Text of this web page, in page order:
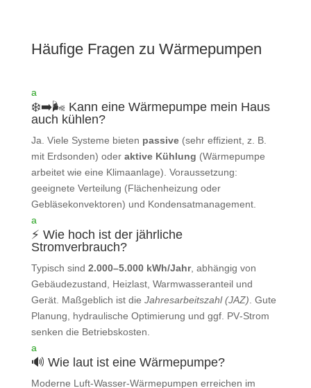
Häufige Fragen zu Wärmepumpen
a
❄️➡️🌬️ Kann eine Wärmepumpe mein Haus
auch kühlen?
Ja. Viele Systeme bieten passive(sehr effizient, z. B.
mit Erdsonden) oder aktive Kühlung (Wärmepumpe
arbeitet wie eine Klimaanlage). Voraussetzung:
geeignete Verteilung (Flächenheizung oder
Gebläsekonvektoren) und Kondensatmanagement.
a
⚡ Wie hoch ist der jährliche
Stromverbrauch?
Typisch sind 2.000–5.000 kWh/Jahr, abhängig von
Gebäudezustand, Heizlast, Warmwasseranteil und
Gerät. Maßgeblich ist die Jahresarbeitszahl (JAZ) . Gute
Planung, hydraulische Optimierung und ggf. PV‑Strom
senken die Betriebskosten.
a
🔊 Wie laut ist eine Wärmepumpe?
Moderne Luft‑Wasser‑Wärmepumpen erreichen im